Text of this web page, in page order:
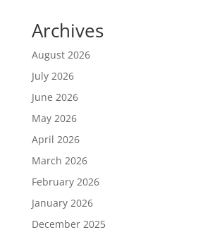
Archives
August 2026
July 2026
June 2026
May 2026
April 2026
March 2026
February 2026
January 2026
December 2025